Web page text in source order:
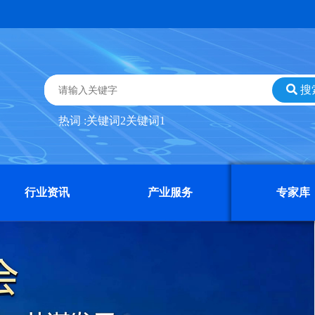
搜
热词 :关键词2关键词1
行业资讯 产业服务 专家库